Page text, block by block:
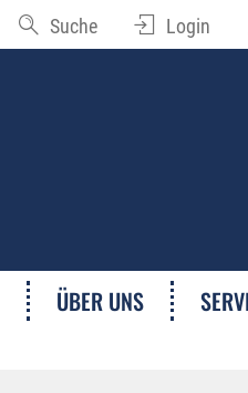
Suche Login
ÜBER UNS